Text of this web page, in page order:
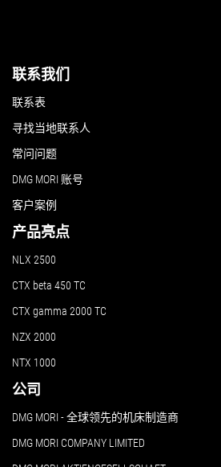
联系我们
联系表
寻找当地联系人
常问问题
DMG MORI 账号
客户案例
产品亮点
NLX 2500
CTX beta 450 TC
CTX gamma 2000 TC
NZX 2000
NTX 1000
公司
DMG MORI - 全球领先的机床制造商
DMG MORI COMPANY LIMITED